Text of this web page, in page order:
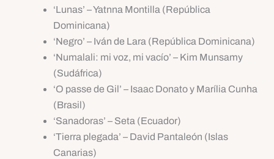
‘Lunas’ – Yatnna Montilla (República
Dominicana)
‘Negro’ – Iván de Lara (República Dominicana)
‘Numalali: mi voz, mi vacío’ – Kim Munsamy
(Sudáfrica)
‘O passe de Gil’ – Isaac Donato y Marília Cunha
(Brasil)
‘Sanadoras’ – Seta (Ecuador)
‘Tierra plegada’ – David Pantaleón (Islas
Canarias)